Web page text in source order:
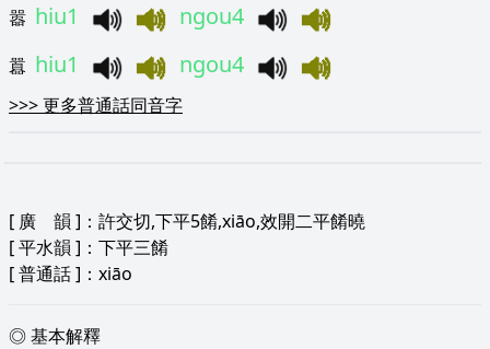
嚣 hiu1 ngou4
囂 hiu1 ngou4
>>>更多普通話同音字
[ 廣 韻 ]：許交切,下平5餚,xiāo,效開二平餚曉
[平水韻 ]：下平三餚
[普通話]：xiāo
◎ 基本解釋